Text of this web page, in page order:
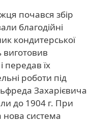
почався збір
благодійні
кондитерської
виготовив
передав їх
роботи під
Захарієвича
до 1904 г. При
нова система